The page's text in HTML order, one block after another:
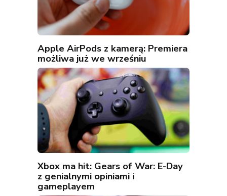
Apple AirPods z kamerą: Premiera
możliwa już we wrześniu
Xbox ma hit: Gears of War: E-Day
z genialnymi opiniami i
gameplayem